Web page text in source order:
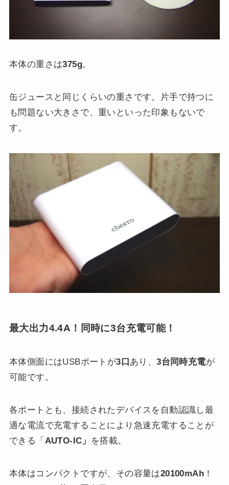
本体の重さは375g。
缶ジュースと同じくらいの重さです。片手で持つに
も問題ない大きさで、重いといった印象もないで
す。
最大出力4.4A！同時に3台充電可能！
本体側面にはUSBポートが3口あり、3台同時充電が
可能です。
各ポートとも、接続されたデバイスを自動認識し最
適な電流で充電することにより急速充電することが
できる「 AUTO-IC」 を搭載。
本体はコンパクトですが、その容量は20100mAh ！